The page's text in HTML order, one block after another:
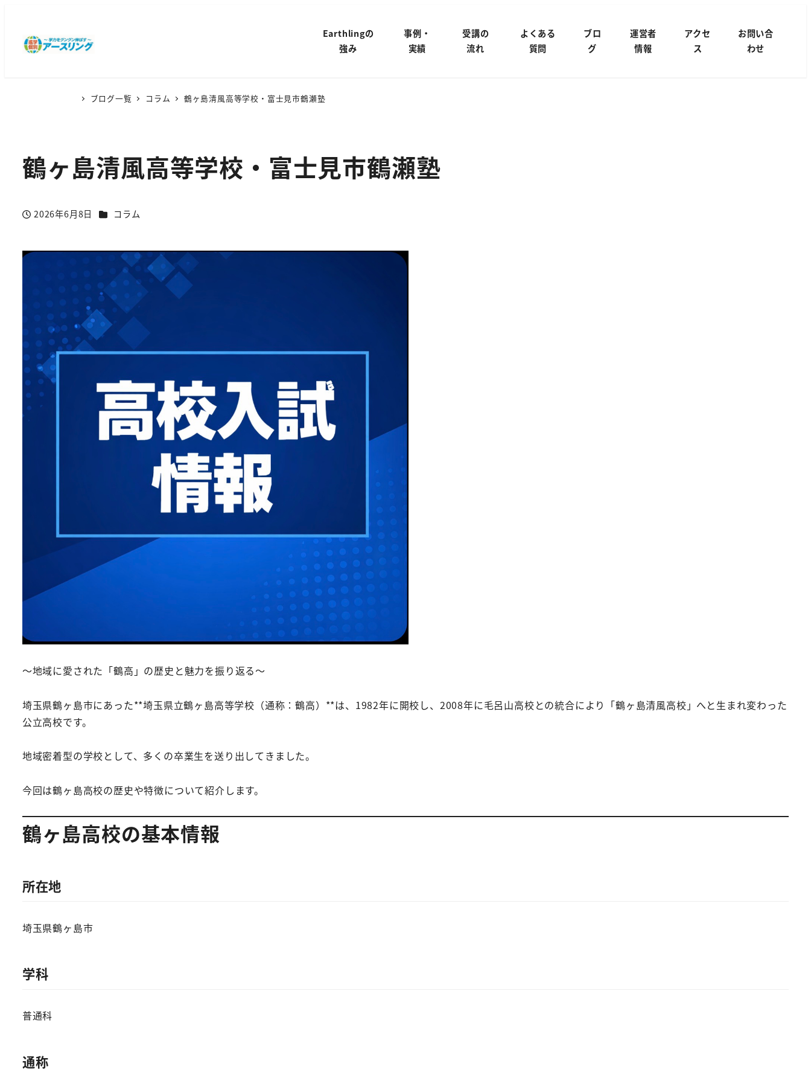
Earthlingの
強み
事例・
実績
受講の
流れ
よくある
質問
ブロ
グ
運営者
情報
アクセ
ス
お問い合
わせ
ブログ一覧 コラム 鶴ヶ島清風高等学校・富士見市鶴瀬塾
鶴ヶ島清風高等学校・富士見市鶴瀬塾
投稿日
2026年6月8日 カテゴリー
コラム
～地域に愛された「鶴高」の歴史と魅力を振り返る～
埼玉県鶴ヶ島市にあった**埼玉県立鶴ヶ島高等学校（通称：鶴高）**は、1982年に開校し、2008年に毛呂山高校との統合により「鶴ヶ島清風高校」へと生まれ変わった
公立高校です。
地域密着型の学校として、多くの卒業生を送り出してきました。
今回は鶴ヶ島高校の歴史や特徴について紹介します。
鶴ヶ島高校の基本情報
所在地
埼玉県鶴ヶ島市
学科
普通科
通称